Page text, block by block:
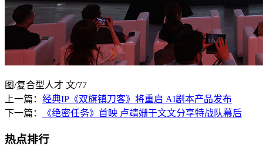
图/复合型人才 文/77
上一篇： 经典IP《双旗镇刀客》将重启 AI剧本产品发布
下一篇：
《绝密任务》首映 卢靖姗于文文分享特战队幕后
热点排行